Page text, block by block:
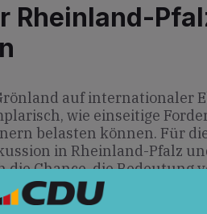
Rheinland-
auf internationaler
wie einseitige
belasten können. Für
in Rheinland-Pfalz
die Chance, die Bedeutung